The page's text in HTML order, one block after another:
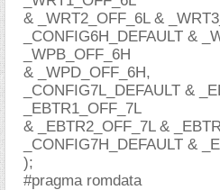
& _WRT2_OFF_6L &
_CONFIG6H_DEFAULT &
_WPB_OFF_6H
& _WPD_OFF_6H,
_CONFIG7L_DEFAULT &
_EBTR1_OFF_7L
& _EBTR2_OFF_7L &
_CONFIG7H_DEFAULT &
);
#pragma romdata